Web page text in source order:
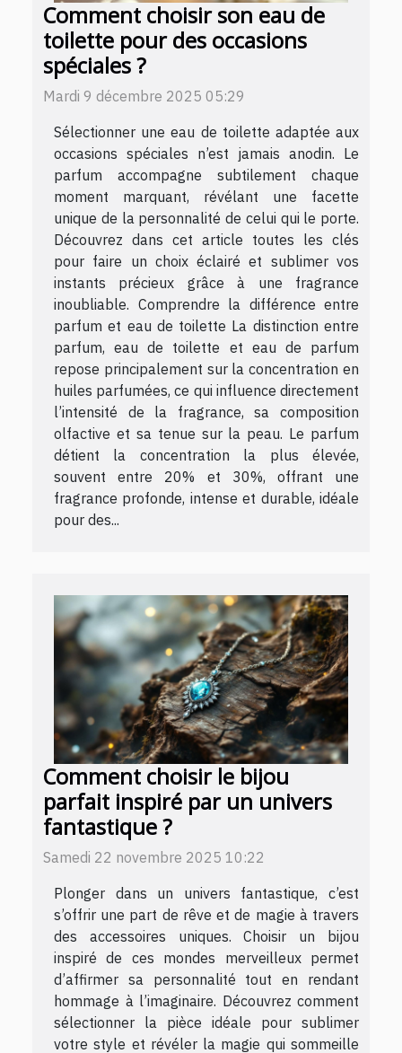
Comment choisir son eau de
toilette pour des occasions
spéciales ?
Mardi 9 décembre 2025 05:29
Sélectionner une eau de toilette adaptée aux
occasions spéciales n’est jamais anodin. Le
parfum accompagne subtilement chaque
moment marquant, révélant une facette
unique de la personnalité de celui qui le porte.
Découvrez dans cet article toutes les clés
pour faire un choix éclairé et sublimer vos
instants précieux grâce à une fragrance
inoubliable. Comprendre la différence entre
parfum et eau de toilette La distinction entre
parfum, eau de toilette et eau de parfum
repose principalement sur la concentration en
huiles parfumées, ce qui influence directement
l’intensité de la fragrance, sa composition
olfactive et sa tenue sur la peau. Le parfum
détient la concentration la plus élevée,
souvent entre 20% et 30%, offrant une
fragrance profonde, intense et durable, idéale
pour des...
Comment choisir le bijou
parfait inspiré par un univers
fantastique ?
Samedi 22 novembre 2025 10:22
Plonger dans un univers fantastique, c’est
s’offrir une part de rêve et de magie à travers
des accessoires uniques. Choisir un bijou
inspiré de ces mondes merveilleux permet
d’affirmer sa personnalité tout en rendant
hommage à l’imaginaire. Découvrez comment
sélectionner la pièce idéale pour sublimer
votre style et révéler la magie qui sommeille